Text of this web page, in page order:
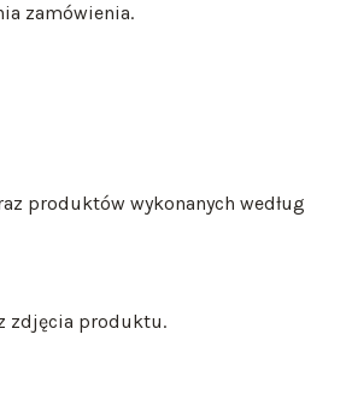
zamówienia.
produktów wykonanych według
zdjęcia produktu.